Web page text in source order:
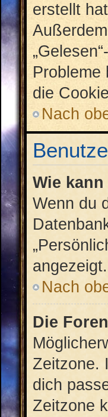
erstellt
Probleme
die
Nach
Wie
Wenn du
Nach
Die
Zeitzone.
dich
Zeitzone